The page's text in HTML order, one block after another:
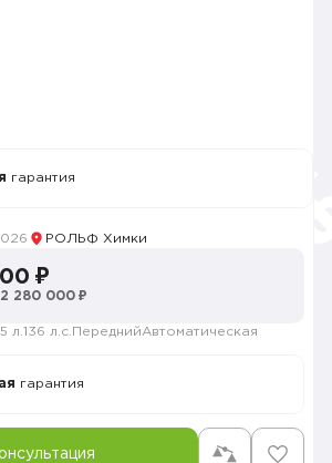
гарантия
РОЛЬФ Химки
₽
2 280 000 ₽
л. 136 л.с. ПереднийАвтоматическая
гарантия